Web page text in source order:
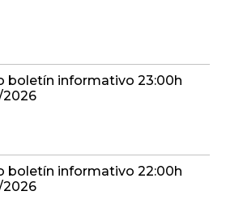
boletín informativo 23:00h
boletín informativo 22:00h